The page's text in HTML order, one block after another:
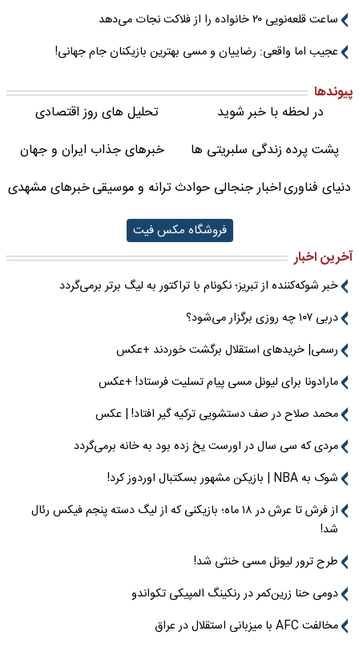
ساعت قلعه‌نویی ۲۰ خانواده را از فلاکت نجات می‌دهد
عجیب اما واقعی: رضاییان و مسی بهترین بازیکنان جام جهانی!
پیوندها
در لحظه با خبر شوید
تحلیل های روز اقتصادی
پشت پرده زندگی سلبریتی ها
خبرهای جذاب ایران و جهان
دنیای فناوریاخبار جنجالی حوادثترانه و موسیقیخبرهای مشهدی
فروشگاه مکس فیت
آخرین اخبار
خبر شوکه‌کننده از تبریز؛ نکونام با تراکتور به لیگ برتر برمی‌گردد
دربی ۱۰۷ چه روزی برگزار می‌شود؟
رسمی| خریدهای استقلال برگشت خوردند +عکس
مارادونا برای لیونل مسی پیام تسلیت فرستاد! +عکس
محمد صلاح در صف دستشویی ترکیه گیر افتاد! | عکس
مردی که سی سال در اورست یخ زده بود به خانه برمی‌گردد
شوک به NBA | بازیکن مشهور بسکتبال اوردوز کرد!
از فرش تا عرش در ۱۸ ماه؛ بازیکنی که از لیگ دسته پنجم فیکس رئال
شد!
طرح ترور لیونل مسی خنثی شد!
دومی حنا زرین‌کمر در رنکینگ المپیکی تکواندو
مخالفت AFC با میزبانی استقلال در عراق